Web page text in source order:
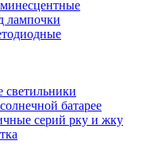
лампочки
светильники
батарее
серий рку и жку